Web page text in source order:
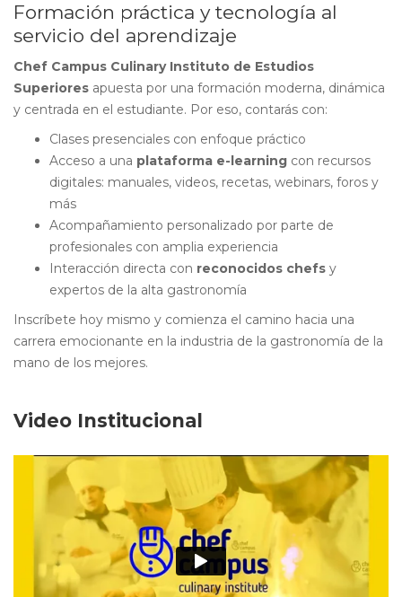
Formación práctica y tecnología al
servicio del aprendizaje
Chef Campus Culinary Instituto de Estudios
Superiores apuesta por una formación moderna, dinámica
y centrada en el estudiante. Por eso, contarás con:
Clases presenciales con enfoque práctico
Acceso a una plataforma e-learning con recursos
digitales: manuales, videos, recetas, webinars, foros y
más
Acompañamiento personalizado por parte de
profesionales con amplia experiencia
Interacción directa con reconocidos chefs y
expertos de la alta gastronomía
Inscríbete hoy mismo y comienza el camino hacia una
carrera emocionante en la industria de la gastronomía de la
mano de los mejores.
Video Institucional